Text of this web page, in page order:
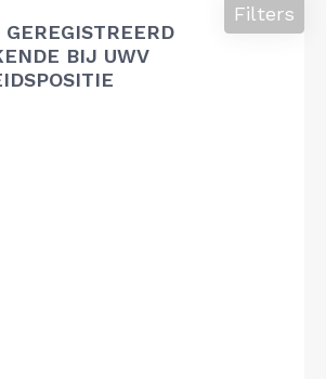
BIJ UWV
Filters